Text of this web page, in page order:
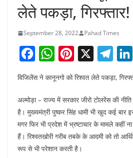
लेते पकड़ा, गिरफ्तार!
September 28, 2022 Pahad Times
F
a
c
e
b
o
o
W
h
at
s
A
p
p
Pi
nt
er
e
st
X T
el
e
gr
a
m
विजिलेंस ने कानूनगो को रिश्वत लेते पकड़ा,
अल्मोड़ा – राज्य में सरकार जीरो टोलरेंस की
है। मुख्यमंत्री पुष्कर सिंह धामी भी खुद कई बार
मगर फिर भी प्रदेश में भ्रष्टाचार के मामले कहीं
हैं। रिश्वतखोरी गरीब तबके के आदमी को तो
रूप से भी परेशान करती है।